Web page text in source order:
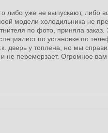
либо уже не выпускают, либо
модели холодильника не
по фото, приняла заказ.
по установке по
дверь у топлена, но мы
и не перемерзает. Огромное